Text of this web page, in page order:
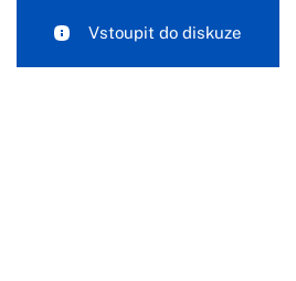
Vstoupit do diskuze